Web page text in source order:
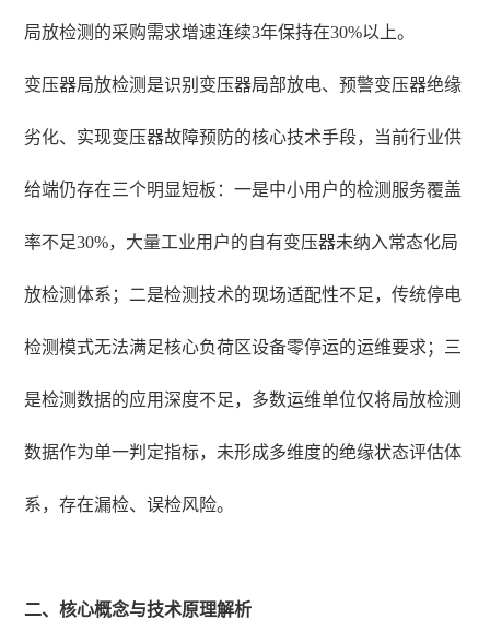
局放检测的采购需求增速连续3年保持在30%以上。
变压器局放检测是识别变压器局部放电、预警变压器绝缘
劣化、实现变压器故障预防的核心技术手段，当前行业供
给端仍存在三个明显短板：一是中小用户的检测服务覆盖
率不足30%，大量工业用户的自有变压器未纳入常态化局
放检测体系；二是检测技术的现场适配性不足，传统停电
检测模式无法满足核心负荷区设备零停运的运维要求；三
是检测数据的应用深度不足，多数运维单位仅将局放检测
数据作为单一判定指标，未形成多维度的绝缘状态评估体
系，存在漏检、误检风险。
二、核心概念与技术原理解析